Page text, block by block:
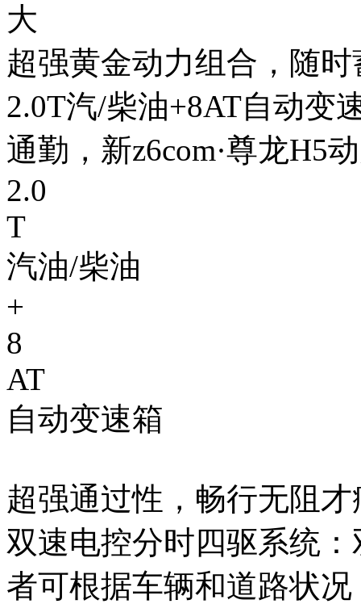
大
超强黄金动力组合，随
2.0T汽/柴油+8AT自动变
通勤，新z6com·尊龙H5
2.0
T
汽油/柴油
+
8
AT
自动变速箱
超强通过性，畅行无阻
双速电控分时四驱系统
者可根据车辆和道路状况